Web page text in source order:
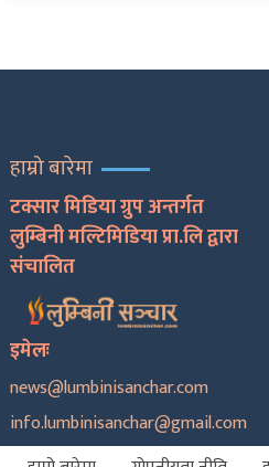
हाम्रो बारेमा
टक्सार मिडिया ग्रुप अन्तर्गत
लुम्बिनी मल्टिमिडिया प्रा.लि द्वारा
संचालित
इमेलः
news@lumbinisanchar.com
info.lumbinisanchar@gmail.com